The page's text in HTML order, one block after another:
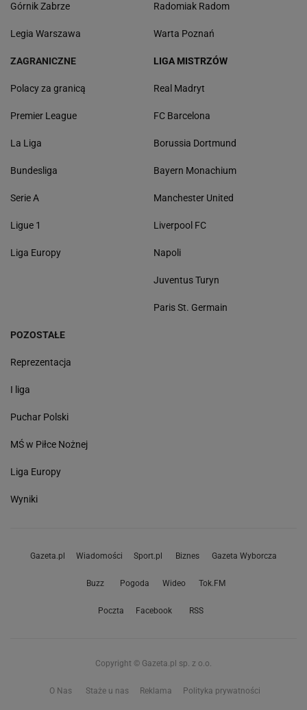
Górnik Zabrze
Legia Warszawa
Radomiak Radom
Warta Poznań
ZAGRANICZNE
Polacy za granicą
Premier League
La Liga
Bundesliga
Serie A
Ligue 1
Liga Europy
LIGA MISTRZÓW
Real Madryt
FC Barcelona
Borussia Dortmund
Bayern Monachium
Manchester United
Liverpool FC
Napoli
Juventus Turyn
Paris St. Germain
POZOSTAŁE
Reprezentacja
I liga
Puchar Polski
MŚ w Piłce Nożnej
Liga Europy
Wyniki
Gazeta.pl Wiadomości Sport.pl Biznes Gazeta Wyborcza
Buzz Pogoda Wideo Tok.FM
Poczta Facebook RSS
Copyright © Gazeta.pl sp. z o.o.
O Nas Staże u nas Reklama Polityka prywatności